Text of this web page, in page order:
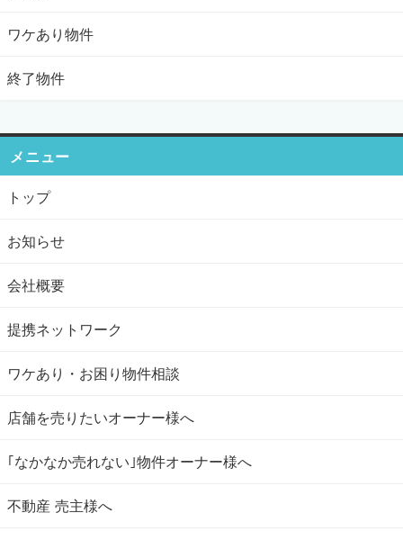
ワケあり物件
終了物件
メニュー
トップ
お知らせ
会社概要
提携ネットワーク
ワケあり・お困り物件相談
店舗を売りたいオーナー様へ
｢なかなか売れない｣物件オーナー様へ
不動産 売主様へ